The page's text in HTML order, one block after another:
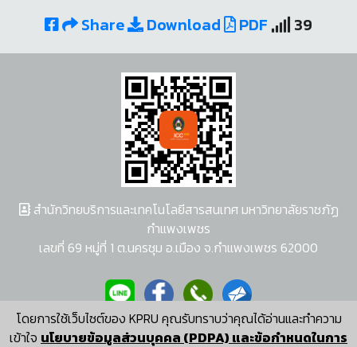
Share Download PDF 39
โดยการใช้เว็บไซต์ของ KPRU คุณรับทราบว่าคุณได้อ่านและทำความ
เข้าใจ นโยบายข้อมูลส่วนบุคคล (PDPA) และข้อกำหนดในการ
สำนักวิทยบริการและเทคโนโลยีสารสนเทศ มหาวิทยาลัยราชภัฏ
กำแพงเพชร
เลขที่ 69 หมู่ที่ 1 ต.นครชุม อ.เมือง จ.กำแพงเพชร 62000
ผู้พัฒนาระบบ อนุชา พวงผกา